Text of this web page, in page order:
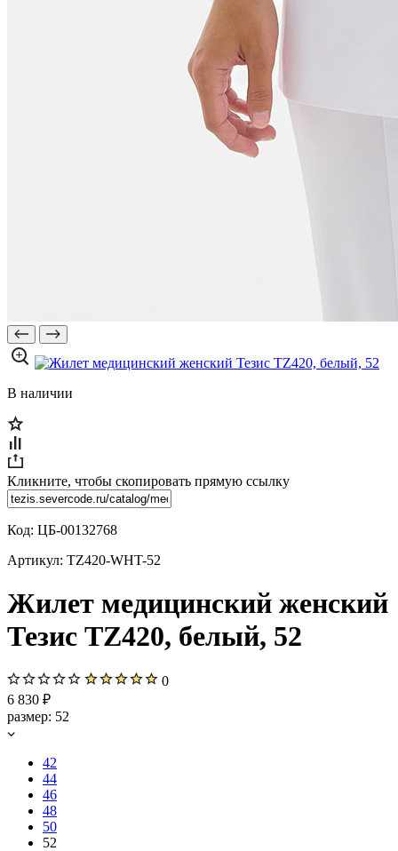
В наличии
Кликните, чтобы скопировать прямую ссылку
Код: ЦБ-00132768
Артикул: TZ420-WHT-52
Жилет медицинский женский
Тезис TZ420, белый, 52
0
6 830 ₽
размер: 52
42
44
46
48
50
52